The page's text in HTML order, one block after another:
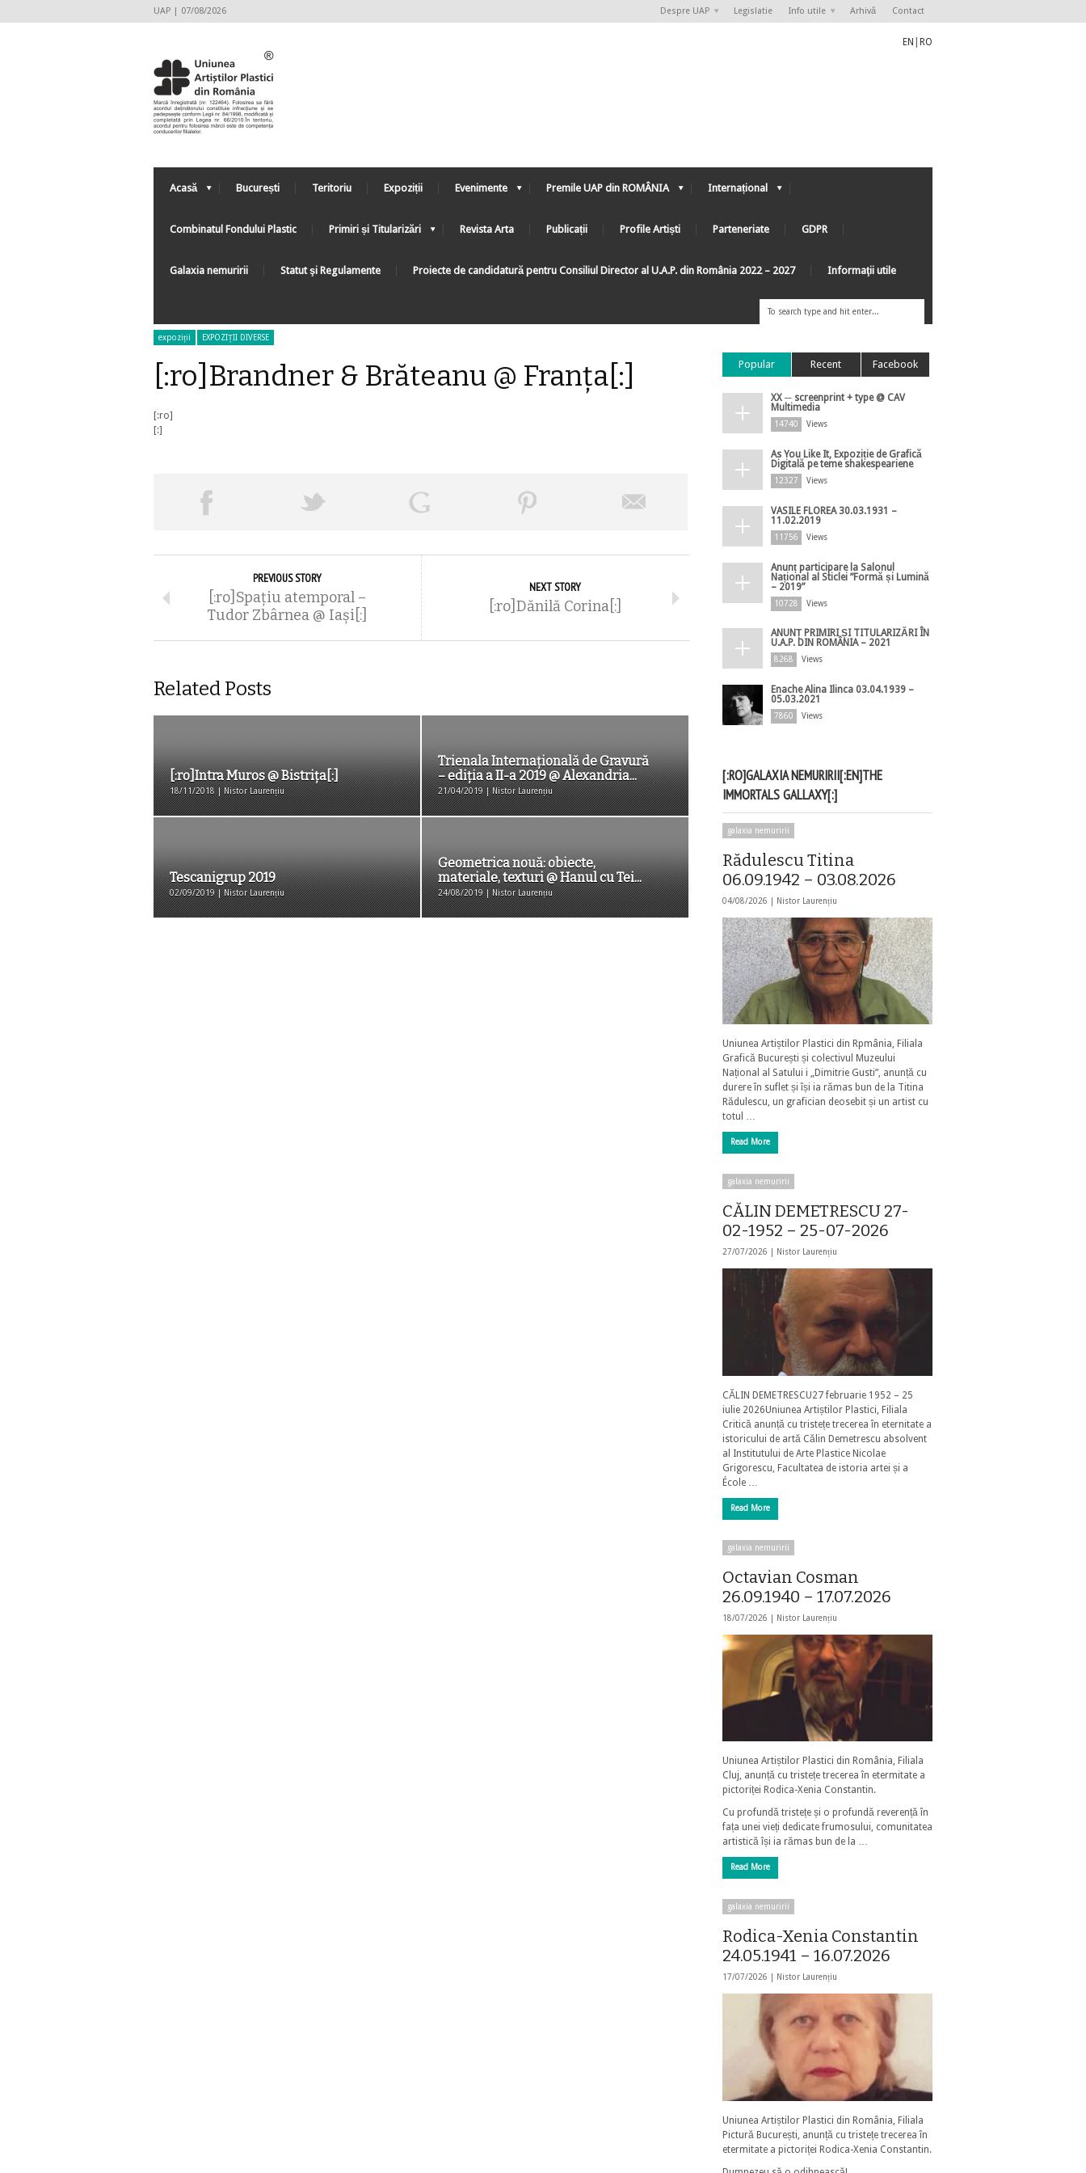
UAP | 07/08/2026 Despre UAP Legislatie Info utile Arhivă Contact
EN RO
Acasă București Teritoriu Expoziții Evenimente Premile UAP din ROMÂNIA Internațional
Combinatul Fondului Plastic Primiri și Titularizări Revista Arta Publicații Profile Artiști Parteneriate GDPR
Galaxia nemuririi Statut şi Regulamente Proiecte de candidatură pentru Consiliul Director al U.A.P. din România 2022 – 2027 Informaţii utile
expoziții EXPOZIȚII DIVERSE
[:ro]Brandner & Brăteanu @ Franța[:]
[:ro]
[:]
PREVIOUS STORY
[:ro]Spațiu atemporal –
Tudor Zbârnea @ Iaşi[:]
NEXT STORY
[:ro]Dănilă Corina[:]
Related Posts
[:ro]Intra Muros @ Bistrița[:]
18/11/2018 | Nistor Laurențiu
Trienala Internațională de Gravură
– ediția a II-a 2019 @ Alexandria...
21/04/2019 | Nistor Laurențiu
Tescanigrup 2019
02/09/2019 | Nistor Laurențiu
Geometrica nouă: obiecte,
materiale, texturi @ Hanul cu Tei...
24/08/2019 | Nistor Laurențiu
Popular Recent Facebook
XX ─ screenprint + type @ CAV
Multimedia
14740 Views
As You Like It, Expoziție de Grafică
Digitală pe teme shakespeariene
12327 Views
VASILE FLOREA 30.03.1931 –
11.02.2019
11756 Views
Anunț participare la Salonul
Național al Sticlei ”Formă și Lumină
– 2019”
10728 Views
ANUNȚ PRIMIRI ȘI TITULARIZĂRI ÎN
U.A.P. DIN ROMÂNIA – 2021
8268 Views
Enache Alina Ilinca 03.04.1939 –
05.03.2021
7860 Views
[:RO]GALAXIA NEMURIRII[:EN]THE
IMMORTALS GALLAXY[:]
galaxia nemuririi
Rădulescu Titina
06.09.1942 – 03.08.2026
04/08/2026 | Nistor Laurențiu
Uniunea Artiștilor Plastici din Rpmânia, Filiala
Grafică București și colectivul Muzeului
Național al Satului i „Dimitrie Gusti”, anunță cu
durere în suflet și își ia rămas bun de la Titina
Rădulescu, un grafician deosebit și un artist cu
totul …
Read More
galaxia nemuririi
CĂLIN DEMETRESCU 27-
02-1952 – 25-07-2026
27/07/2026 | Nistor Laurențiu
CĂLIN DEMETRESCU27 februarie 1952 – 25
iulie 2026Uniunea Artiștilor Plastici, Filiala
Critică anunță cu tristețe trecerea în eternitate a
istoricului de artă Călin Demetrescu absolvent
al Institutului de Arte Plastice Nicolae
Grigorescu, Facultatea de istoria artei și a
École …
Read More
galaxia nemuririi
Octavian Cosman
26.09.1940 – 17.07.2026
18/07/2026 | Nistor Laurențiu
Uniunea Artiștilor Plastici din România, Filiala
Cluj, anunță cu tristețe trecerea în etermitate a
pictoriței Rodica-Xenia Constantin.
Cu profundă tristețe și o profundă reverență în
fața unei vieți dedicate frumosului, comunitatea
artistică își ia rămas bun de la …
Read More
galaxia nemuririi
Rodica-Xenia Constantin
24.05.1941 – 16.07.2026
17/07/2026 | Nistor Laurențiu
Uniunea Artiștilor Plastici din România, Filiala
Pictură București, anunță cu tristețe trecerea în
etermitate a pictoriței Rodica-Xenia Constantin.